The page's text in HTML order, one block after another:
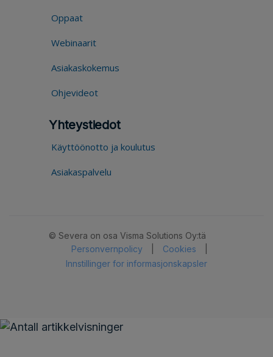
Oppaat
Webinaarit
Asiakaskokemus
Ohjevideot
Yhteystiedot
Käyttöönotto ja koulutus
Asiakaspalvelu
© Severa on osa Visma Solutions Oy:tä
Personvernpolicy
Cookies
Innstillinger for informasjonskapsler